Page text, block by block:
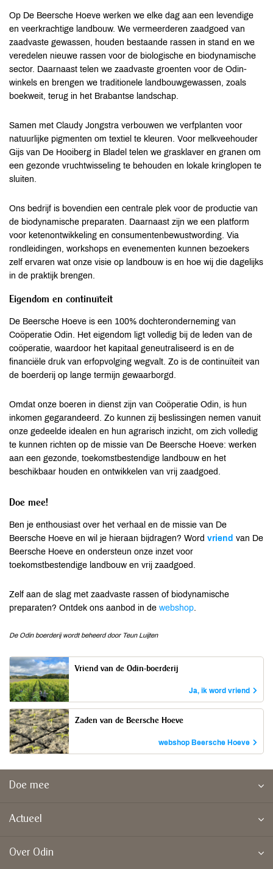
Op De Beersche Hoeve werken we elke dag aan een levendige
en veerkrachtige landbouw. We vermeerderen zaadgoed van
zaadvaste gewassen, houden bestaande rassen in stand en we
veredelen nieuwe rassen voor de biologische en biodynamische
sector. Daarnaast telen we zaadvaste groenten voor de Odin-
winkels en brengen we traditionele landbouwgewassen, zoals
boekweit, terug in het Brabantse landschap.
Samen met Claudy Jongstra verbouwen we verfplanten voor
natuurlijke pigmenten om textiel te kleuren. Voor melkveehouder
Gijs van De Hooiberg in Bladel telen we grasklaver en granen om
een gezonde vruchtwisseling te behouden en lokale kringlopen te
sluiten.
Ons bedrijf is bovendien een centrale plek voor de productie van
de biodynamische preparaten. Daarnaast zijn we een platform
voor ketenontwikkeling en consumentenbewustwording. Via
rondleidingen, workshops en evenementen kunnen bezoekers
zelf ervaren wat onze visie op landbouw is en hoe wij die dagelijks
in de praktijk brengen.
Eigendom en continuïteit
De Beersche Hoeve is een 100% dochteronderneming van
Coöperatie Odin. Het eigendom ligt volledig bij de leden van de
coöperatie, waardoor het kapitaal geneutraliseerd is en de
financiële druk van erfopvolging wegvalt. Zo is de continuïteit van
de boerderij op lange termijn gewaarborgd.
Omdat onze boeren in dienst zijn van Coöperatie Odin, is hun
inkomen gegarandeerd. Zo kunnen zij beslissingen nemen vanuit
onze gedeelde idealen en hun agrarisch inzicht, om zich volledig
te kunnen richten op de missie van De Beersche Hoeve: werken
aan een gezonde, toekomstbestendige landbouw en het
beschikbaar houden en ontwikkelen van vrij zaadgoed.
Doe mee!
Ben je enthousiast over het verhaal en de missie van De
Beersche Hoeve en wil je hieraan bijdragen? Word vriend van De
Beersche Hoeve en ondersteun onze inzet voor
toekomstbestendige landbouw en vrij zaadgoed.
Zelf aan de slag met zaadvaste rassen of biodynamische
preparaten? Ontdek ons aanbod in de webshop.
De Odin boerderij wordt beheerd door Teun Luijten
Vriend van de Odin-boerderij
Door iedere maand € 2 te schenken
Ja, ik word vriend
Zaden van de Beersche Hoeve
Demeter gecertificeerde groenten-, kruiden- en
webshop Beersche Hoeve
Doe mee
Actueel
Over Odin